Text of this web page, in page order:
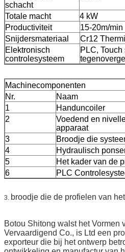
schacht
Totale macht
4 kW
Productiviteit
15-20m/min
Snijdersmateriaal
Cr12
Elektronisch
controlesysteem
PLC,
Machinecomponenten
Nr.
Naam
1
Handuncoiler
2
Voedend en
apparaat
3 Broodje die
4
Hydraulisch
5
Het kader van de
6
PLC
3. broodje die de profielen van
Botou Shitong walst het Vormen
Vervaardigend Co., is Ltd een
exporteur die bij het ontwerp